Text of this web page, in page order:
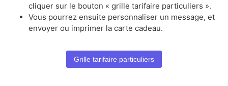
cliquer sur le bouton « grille tarifaire particuliers ».
Vous pourrez ensuite personnaliser un message, et
envoyer ou imprimer la carte cadeau.
Grille tarifaire particuliers